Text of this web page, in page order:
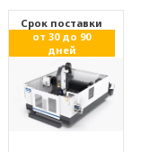
Cрок поставки
от 30 до 90
дней